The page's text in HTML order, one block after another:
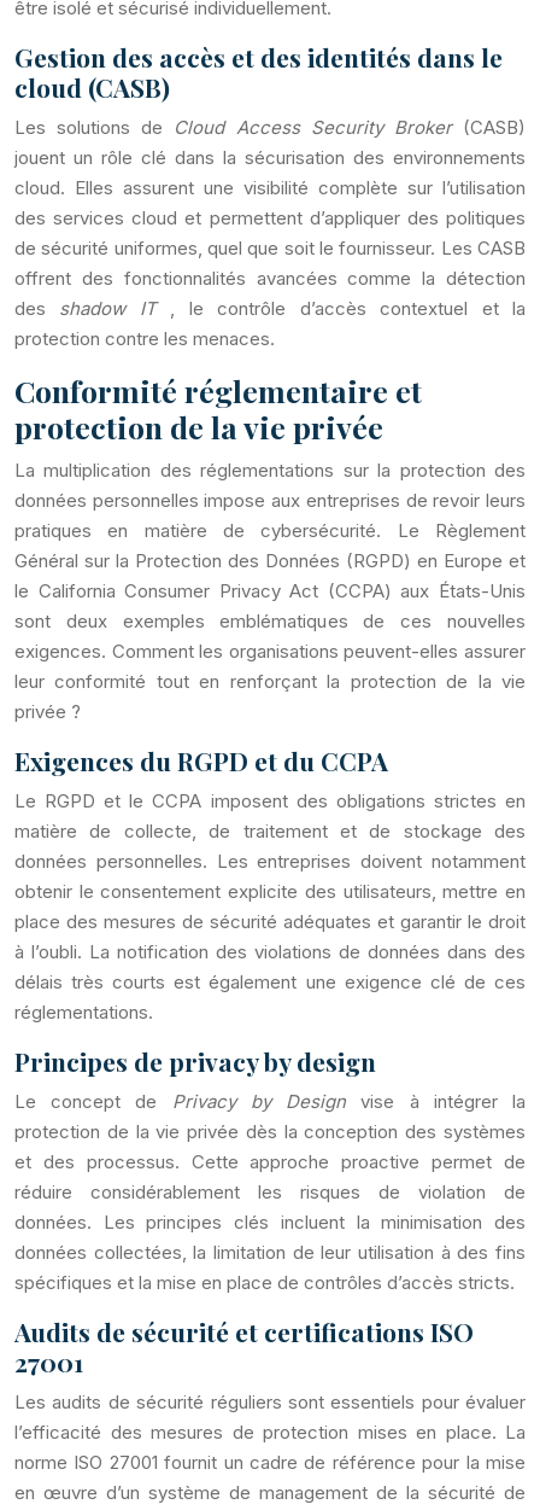
être isolé et sécurisé individuellement.
Gestion des accès et des identités dans le
cloud (CASB)
Les solutions de Cloud Access Security Broker (CASB)
jouent un rôle clé dans la sécurisation des environnements
cloud. Elles assurent une visibilité complète sur l’utilisation
des services cloud et permettent d’appliquer des politiques
de sécurité uniformes, quel que soit le fournisseur. Les CASB
offrent des fonctionnalités avancées comme la détection
des shadow IT , le contrôle d’accès contextuel et la
protection contre les menaces.
Conformité réglementaire et
protection de la vie privée
La multiplication des réglementations sur la protection des
données personnelles impose aux entreprises de revoir leurs
pratiques en matière de cybersécurité. Le Règlement
Général sur la Protection des Données (RGPD) en Europe et
le California Consumer Privacy Act (CCPA) aux États-Unis
sont deux exemples emblématiques de ces nouvelles
exigences. Comment les organisations peuvent-elles assurer
leur conformité tout en renforçant la protection de la vie
privée ?
Exigences du RGPD et du CCPA
Le RGPD et le CCPA imposent des obligations strictes en
matière de collecte, de traitement et de stockage des
données personnelles. Les entreprises doivent notamment
obtenir le consentement explicite des utilisateurs, mettre en
place des mesures de sécurité adéquates et garantir le droit
à l’oubli. La notification des violations de données dans des
délais très courts est également une exigence clé de ces
réglementations.
Principes de privacy by design
Le concept de Privacy by Designvise à intégrer la
protection de la vie privée dès la conception des systèmes
et des processus. Cette approche proactive permet de
réduire considérablement les risques de violation de
données. Les principes clés incluent la minimisation des
données collectées, la limitation de leur utilisation à des fins
spécifiques et la mise en place de contrôles d’accès stricts.
Audits de sécurité et certifications ISO
27001
Les audits de sécurité réguliers sont essentiels pour évaluer
l’efficacité des mesures de protection mises en place. La
norme ISO 27001 fournit un cadre de référence pour la mise
en œuvre d’un système de management de la sécurité de